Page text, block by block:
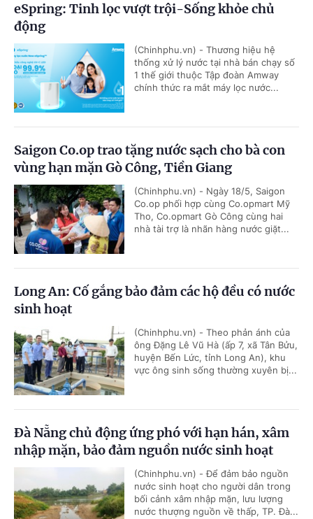
eSpring: Tinh lọc vượt trội-Sống khỏe chủ
động
(Chinhphu.vn) - Thương hiệu hệ
thống xử lý nước tại nhà bán chạy số
1 thế giới thuộc Tập đoàn Amway
chính thức ra mắt máy lọc nước...
Saigon Co.op trao tặng nước sạch cho bà con
vùng hạn mặn Gò Công, Tiền Giang
(Chinhphu.vn) - Ngày 18/5, Saigon
Co.op phối hợp cùng Co.opmart Mỹ
Tho, Co.opmart Gò Công cùng hai
nhà tài trợ là nhãn hàng nước giặt...
Long An: Cố gắng bảo đảm các hộ đều có nước
sinh hoạt
(Chinhphu.vn) - Theo phản ánh của
ông Đặng Lê Vũ Hà (ấp 7, xã Tân Bửu,
huyện Bến Lức, tỉnh Long An), khu
vực ông sinh sống thường xuyên bị...
Đà Nẵng chủ động ứng phó với hạn hán, xâm
nhập mặn, bảo đảm nguồn nước sinh hoạt
(Chinhphu.vn) - Để đảm bảo nguồn
nước sinh hoạt cho người dân trong
bối cảnh xâm nhập mặn, lưu lượng
nước thượng nguồn về thấp, TP. Đà...